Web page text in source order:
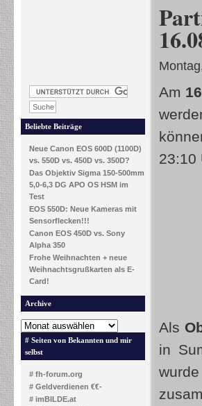
Beliebte Beiträge
Neue Canon EOS 600D (1100D)
vs. 550D vs. 450D vs. 350D?
Das Objektiv Sigma 150-500mm
5,0-6,3 DG APO OS HSM im
Test
EOS 550D: Neue Kameras mit
Sensorflecken!!!
Canon EOS 450D vs. Sony
Alpha 350
Frohe Weihnachten + neue
Weihnachtsgrußkarten als E-
Card!
Archive
# Seiten von Bekannten und mir
selbst
# fh-forum.org
# Geldverdienen €€-
# imBILDE.at
Am
23:10
Als
in